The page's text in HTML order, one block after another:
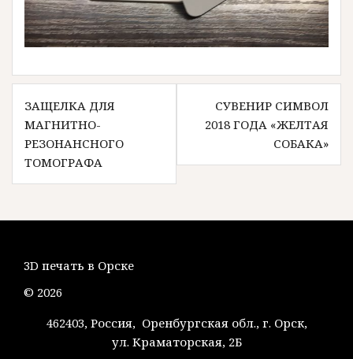
Навигация
по
записям
ЗАЩЕЛКА ДЛЯ
МАГНИТНО-
РЕЗОНАНСНОГО
ТОМОГРАФА
СУВЕНИР СИМВОЛ
2018 ГОДА «ЖЕЛТАЯ
СОБАКА»
3D печать в Орске
© 2026
462403, Россия, Оренбургская обл., г. Орск,
ул. Краматорская, 2Б